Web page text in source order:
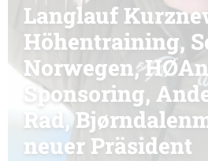
Langlauf
Höhentraining,
Norwegen,
Sponsoring,
Rad,
neuer Präsident